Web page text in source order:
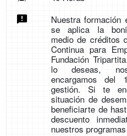
Nuestra formación
se aplica la
medio de créditos
Continua para
Fundación
lo deseas,
encargamos del
gestión. Si te
situación de
beneficiarte de
descuento
nuestros